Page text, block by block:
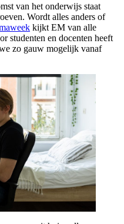
van het onderwijs staat
Wordt alles anders of
kijkt EM van alle
studenten en docenten heeft
zo gauw mogelijk vanaf